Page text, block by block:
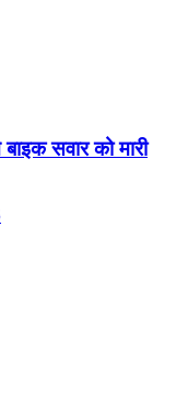
सवार को मारी